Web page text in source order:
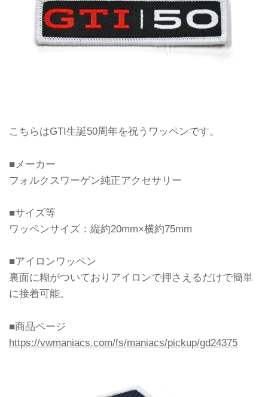
こちらはGTI生誕50周年を祝うワッペンです。
■メーカー
フォルクスワーゲン純正アクセサリー
■サイズ等
ワッペンサイズ：縦約20mm×横約75mm
■アイロンワッペン
裏面に糊がついておりアイロンで押さえるだけで簡単
に接着可能。
■商品ページ
https://vwmaniacs.com/fs/maniacs/pickup/gd24375